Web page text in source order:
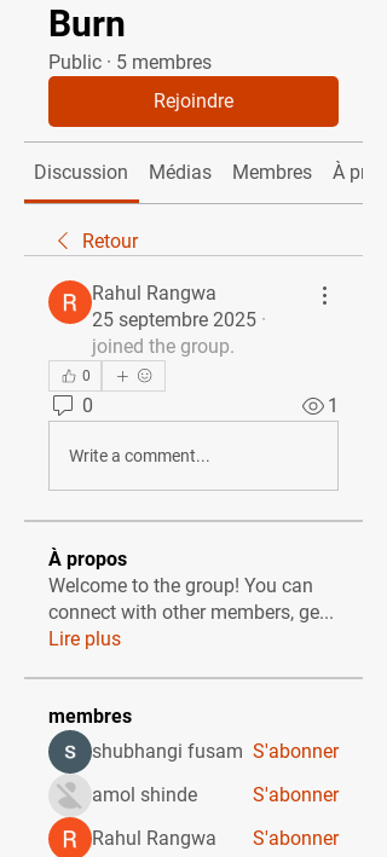
Burn
Public · 5 membres
Rejoindre
Discussion Médias Membres À
Retour
Rahul Rangwa
25 septembre 2025 ·
joined the group.
0
0 1
Write a comment...
À propos
Welcome to the group! You can
connect with other members, ge...
Lire plus
membres
shubhangi fusam S'abonner
amol shinde
S'abonner
Rahul Rangwa
S'abonner